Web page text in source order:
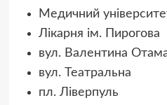
Медичний
Лікарня ім. Пирогова
вул. Валентина
вул. Театральна
пл. Ліверпуль